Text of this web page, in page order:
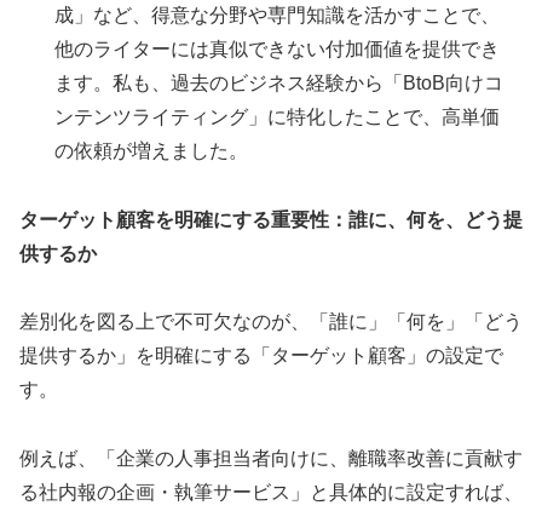
成」など、得意な分野や専門知識を活かすことで、
他のライターには真似できない付加価値を提供でき
ます。私も、過去のビジネス経験から「BtoB向けコ
ンテンツライティング」に特化したことで、高単価
の依頼が増えました。
ターゲット顧客を明確にする重要性：誰に、何を、どう提
供するか
差別化を図る上で不可欠なのが、「誰に」「何を」「どう
提供するか」を明確にする「ターゲット顧客」の設定で
す。
例えば、「企業の人事担当者向けに、離職率改善に貢献す
る社内報の企画・執筆サービス」と具体的に設定すれば、